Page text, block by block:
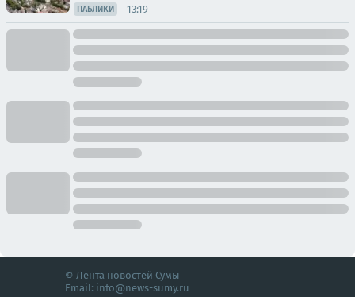
ПАБЛИКИ 13:19
© Лента новостей Сумы
Email: info@news-sumy.ru